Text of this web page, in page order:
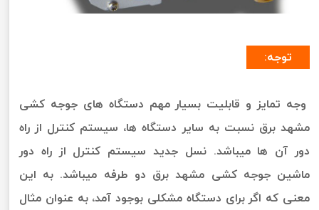
توجه:
وجه تمایز و قابلیت بسیار مهم دستگاه های جوجه کشی
مشهد برق نسبت به سایر دستگاه ها، سیستم کنترل از راه
دور آن ها میباشد. نسل جدید سیستم کنترل از راه دور
ماشین جوجه کشی مشهد برق دو طرفه میباشد. به این
معنی که اگر برای دستگاه مشکلی بوجود آمد، به عنوان مثال